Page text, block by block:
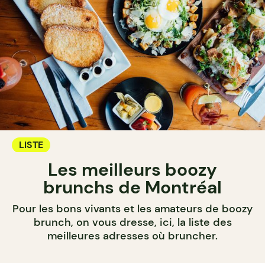
LISTE
Les meilleurs boozy
brunchs de Montréal
Pour les bons vivants et les amateurs de boozy
brunch, on vous dresse, ici, la liste des
meilleures adresses où bruncher.